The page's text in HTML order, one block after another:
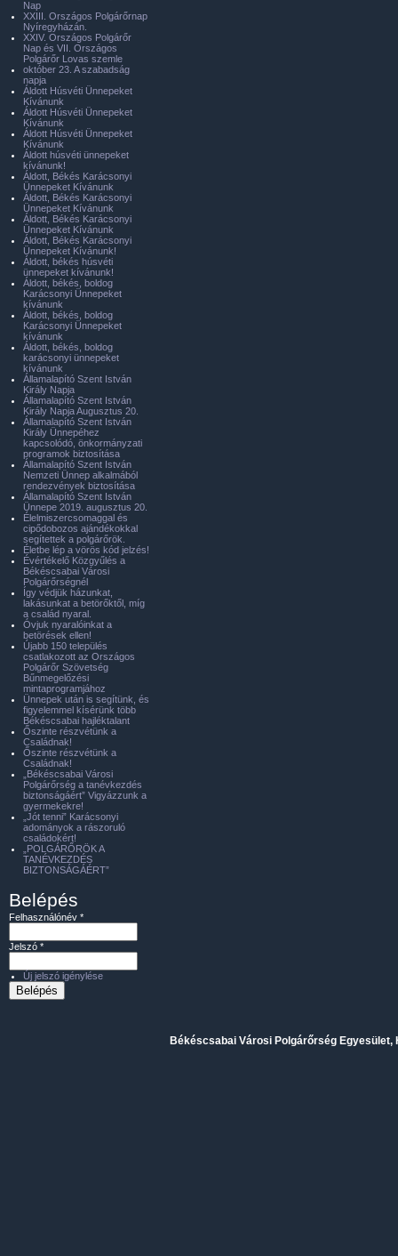
Nap
XXIII. Országos Polgárőrnap
Nyíregyházán.
XXIV. Országos Polgárőr
Nap és VII. Országos
Polgárőr Lovas szemle
október 23. A szabadság
napja
Áldott Húsvéti Ünnepeket
Kívánunk
Áldott Húsvéti Ünnepeket
Kívánunk
Áldott Húsvéti Ünnepeket
Kívánunk
Áldott húsvéti ünnepeket
kívánunk!
Áldott, Békés Karácsonyi
Ünnepeket Kívánunk
Áldott, Békés Karácsonyi
Ünnepeket Kívánunk
Áldott, Békés Karácsonyi
Ünnepeket Kívánunk
Áldott, Békés Karácsonyi
Ünnepeket Kívánunk!
Áldott, békés húsvéti
ünnepeket kívánunk!
Áldott, békés, boldog
Karácsonyi Ünnepeket
kívánunk
Áldott, békés, boldog
Karácsonyi Ünnepeket
kívánunk
Áldott, békés, boldog
karácsonyi ünnepeket
kívánunk
Államalapító Szent István
Király Napja
Államalapító Szent István
Király Napja Augusztus 20.
Államalapító Szent István
Király Ünnepéhez
kapcsolódó, önkormányzati
programok biztosítása
Államalapító Szent István
Nemzeti Ünnep alkalmából
rendezvények biztosítása
Államalapító Szent István
Ünnepe 2019. augusztus 20.
Élelmiszercsomaggal és
cipődobozos ajándékokkal
segítettek a polgárőrök.
Életbe lép a vörös kód jelzés!
Évértékelő Közgyűlés a
Békéscsabai Városi
Polgárőrségnél
Így védjük házunkat,
lakásunkat a betörőktől, míg
a család nyaral.
Óvjuk nyaralóinkat a
betörések ellen!
Újabb 150 település
csatlakozott az Országos
Polgárőr Szövetség
Bűnmegelőzési
mintaprogramjához
Ünnepek után is segítünk, és
figyelemmel kísérünk több
Békéscsabai hajléktalant
Őszinte részvétünk a
Családnak!
Őszinte részvétünk a
Családnak!
„Békéscsabai Városi
Polgárőrség a tanévkezdés
biztonságáért” Vigyázzunk a
gyermekekre!
„Jót tenni” Karácsonyi
adományok a rászoruló
családokért!
„POLGÁRŐRÖK A
TANÉVKEZDÉS
BIZTONSÁGÁÉRT”
Belépés
Felhasználónév *
Jelszó *
Új jelszó igénylése
Békéscsabai Városi Polgárőrség Egyesület,